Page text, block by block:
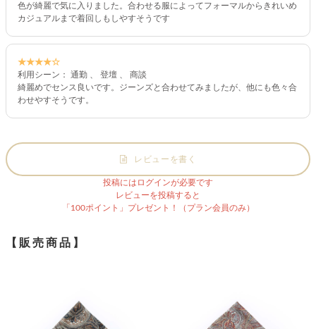
色が綺麗で気に入りました。合わせる服によってフォーマルからきれいめ
カジュアルまで着回しもしやすそうです
★★★★☆
利用シーン： 通勤 、 登壇 、 商談
綺麗めでセンス良いです。ジーンズと合わせてみましたが、他にも色々合
わせやすそうです。
レビューを書く
投稿にはログインが必要です
レビューを投稿すると
「100ポイント」プレゼント！（プラン会員のみ）
【販売商品】